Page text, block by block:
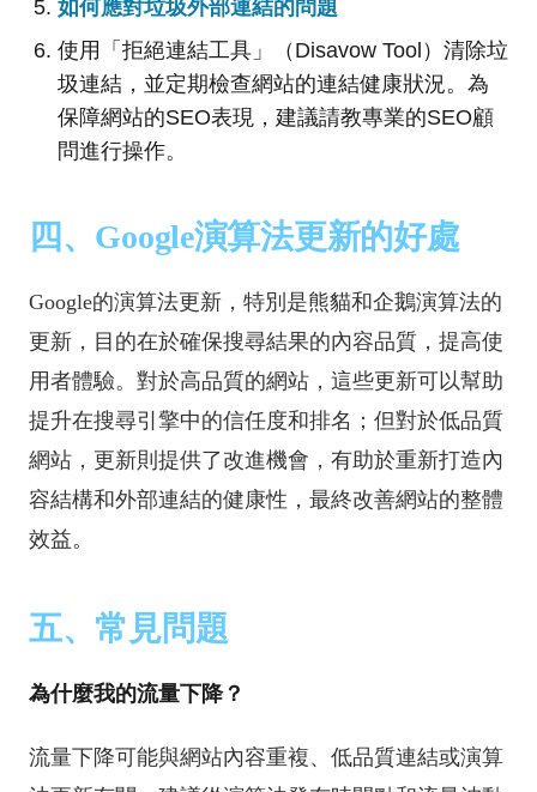
如何應對垃圾外部連結的問題
使用「拒絕連結工具」（Disavow Tool）清除垃
圾連結，並定期檢查網站的連結健康狀況。為
保障網站的SEO表現，建議請教專業的SEO顧
問進行操作。
四、Google演算法更新的好處
Google的演算法更新，特別是熊貓和企鵝演算法的
更新，目的在於確保搜尋結果的內容品質，提高使
用者體驗。對於高品質的網站，這些更新可以幫助
提升在搜尋引擎中的信任度和排名；但對於低品質
網站，更新則提供了改進機會，有助於重新打造內
容結構和外部連結的健康性，最終改善網站的整體
效益。
五、常見問題
為什麼我的流量下降？
流量下降可能與網站內容重複、低品質連結或演算